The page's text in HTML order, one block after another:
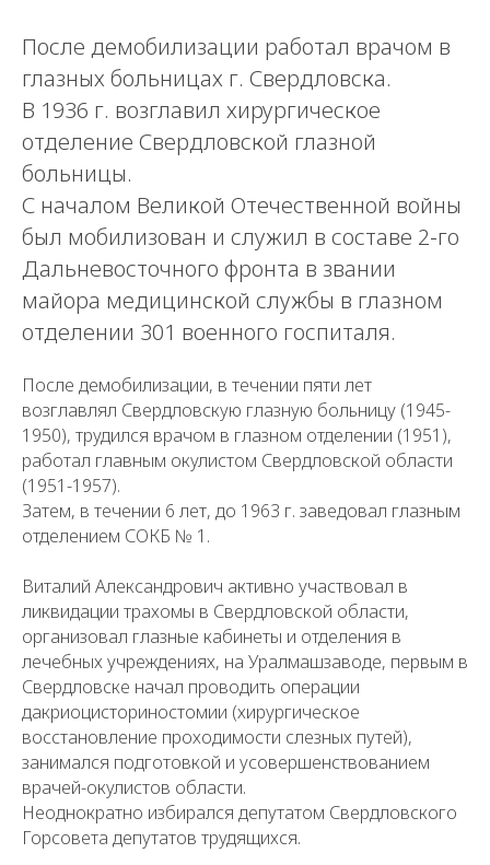
После демобилизации работал врачом в
глазных больницах г. Свердловска.
В 1936 г. возглавил хирургическое
отделение Свердловской глазной
больницы.
С началом Великой Отечественной войны
был мобилизован и служил в составе 2-го
Дальневосточного фронта в звании
майора медицинской службы в глазном
отделении 301 военного госпиталя.
После демобилизации, в течении пяти лет
возглавлял Свердловскую глазную больницу (1945-
1950), трудился врачом в глазном отделении (1951),
работал главным окулистом Свердловской области
(1951-1957).
Затем, в течении 6 лет, до 1963 г. заведовал глазным
отделением СОКБ № 1.
Виталий Александрович активно участвовал в
ликвидации трахомы в Свердловской области,
организовал глазные кабинеты и отделения в
лечебных учреждениях, на Уралмашзаводе, первым в
Свердловске начал проводить операции
дакриоцисториностомии (хирургическое
восстановление проходимости слезных путей),
занимался подготовкой и усовершенствованием
врачей-окулистов области.
Неоднократно избирался депутатом Свердловского
Горсовета депутатов трудящихся.